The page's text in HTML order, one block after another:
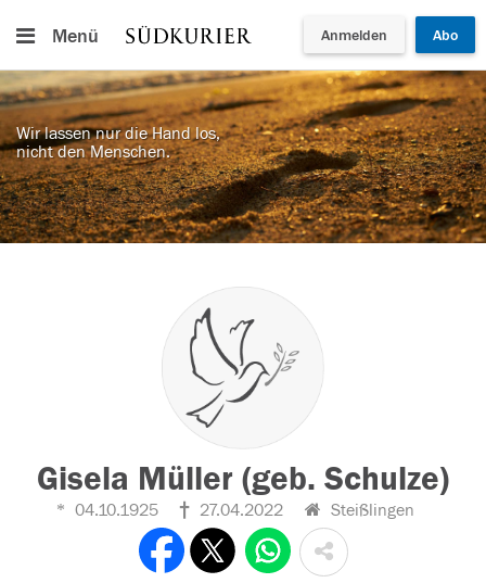
Menü Anmelden Abo
Wir lassen nur die Hand los,
nicht den Menschen.
Gisela Müller (geb. Schulze)
04.10.1925 27.04.2022 Steißlingen